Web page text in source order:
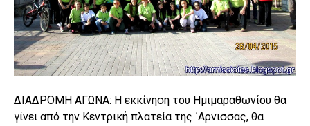
ΔΙΑΔΡΟΜΗ ΑΓΩΝΑ: Η εκκίνηση του Ημιμαραθωνίου θα
γίνει από την Κεντρική πλατεία της ΄Αρνισσας, θα